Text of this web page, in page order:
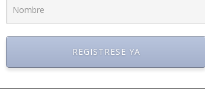
REGISTRESE YA